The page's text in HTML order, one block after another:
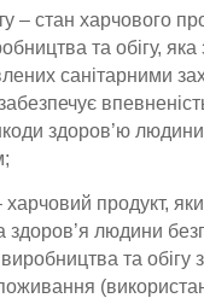
– стан харчового
та обігу, яка
санітарними
здоров’ю
продукт,
здоров’я людини
та обігу